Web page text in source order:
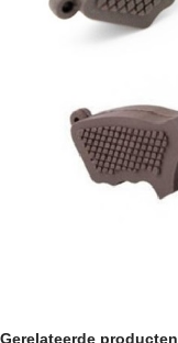
Gerelateerde producten